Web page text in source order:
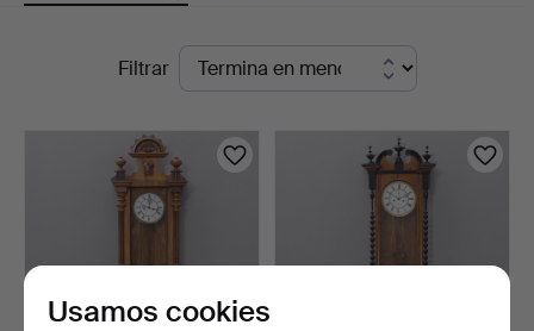
Auktionskammare
SubastasFiltrar
Usamos cookies